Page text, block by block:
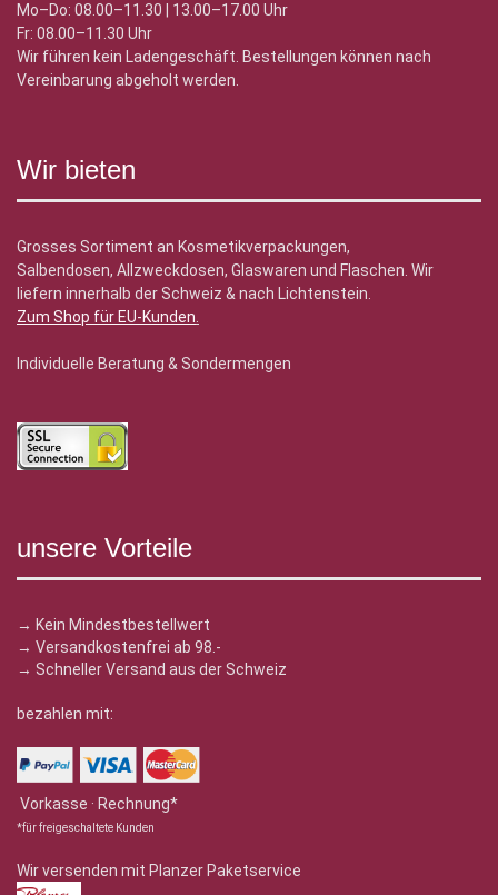
Mo–Do: 08.00–11.30 | 13.00–17.00 Uhr
Fr: 08.00–11.30 Uhr
Wir führen kein Ladengeschäft. Bestellungen können nach
Vereinbarung abgeholt werden.
Wir bieten
Grosses Sortiment an Kosmetikverpackungen,
Salbendosen, Allzweckdosen, Glaswaren und Flaschen. Wir
liefern innerhalb der Schweiz & nach Lichtenstein.
Zum Shop für EU-Kunden.
Individuelle Beratung & Sondermengen
unsere Vorteile
→ Kein Mindestbestellwert
→ Versandkostenfrei ab 98.-
→ Schneller Versand aus der Schweiz
bezahlen mit:
Vorkasse · Rechnung*
*für freigeschaltete Kunden
Wir versenden mit Planzer Paketservice